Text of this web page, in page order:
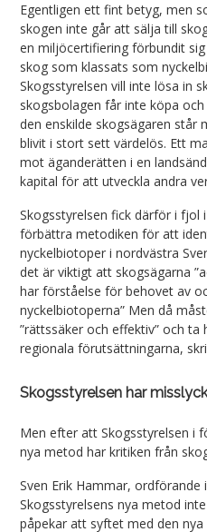
Egentligen ett fint betyg, men
skogen inte går att sälja till
en miljöcertifiering förbundit
skog som klassats som
Skogsstyrelsen vill inte lösa in
skogsbolagen får inte köpa
den enskilde skogsägaren står
blivit i stort sett värdelös. Ett
mot äganderätten i en
kapital för att utveckla andra
Skogsstyrelsen fick därför i fjol
förbättra metodiken för att
nyckelbiotoper i nordvästra
det är viktigt att skogsägarna
har förståelse för behovet av
nyckelbiotoperna” Men då
”rättssäker och effektiv” och ta
regionala förutsättningarna,
Skogsstyrelsen har
Men efter att Skogsstyrelsen i
nya metod har kritiken från
Sven Erik Hammar,
Skogsstyrelsens nya metod
påpekar att syftet med den